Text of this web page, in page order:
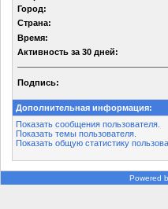
Город:
Страна:
Время:
Активность за 30 дней:
Подпись:
Дополнительная информация:
Показать сообщения пользователя.
Показать темы пользователя.
Показать общую статистику
Powered